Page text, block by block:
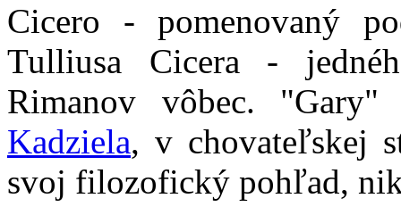
Cicero - pomenovaný
Tulliusa Cicera -
Rimanov vôbec.
Kadziela, v chovateľskej
svoj filozofický pohľad,